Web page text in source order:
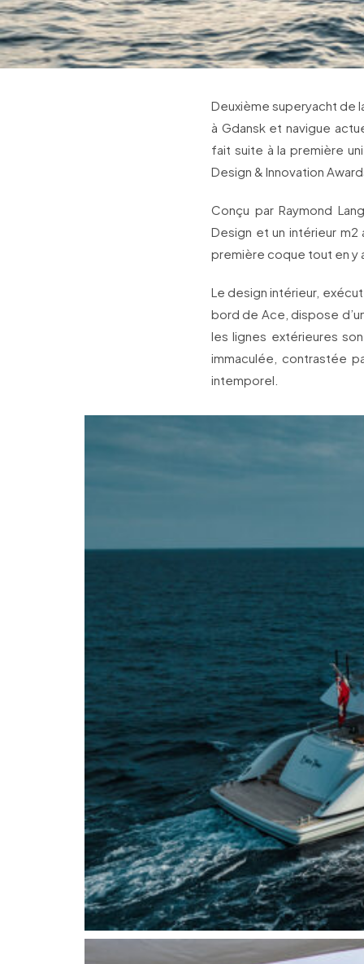
Deuxième superyacht de
à Gdansk et navigue
fait suite à la première
Design & Innovation
Conçu par Raymond
Design et un intérieur
première coque tout en y
Le design intérieur,
bord de Ace, dispose
les lignes extérieures
immaculée, contrastée
intemporel.